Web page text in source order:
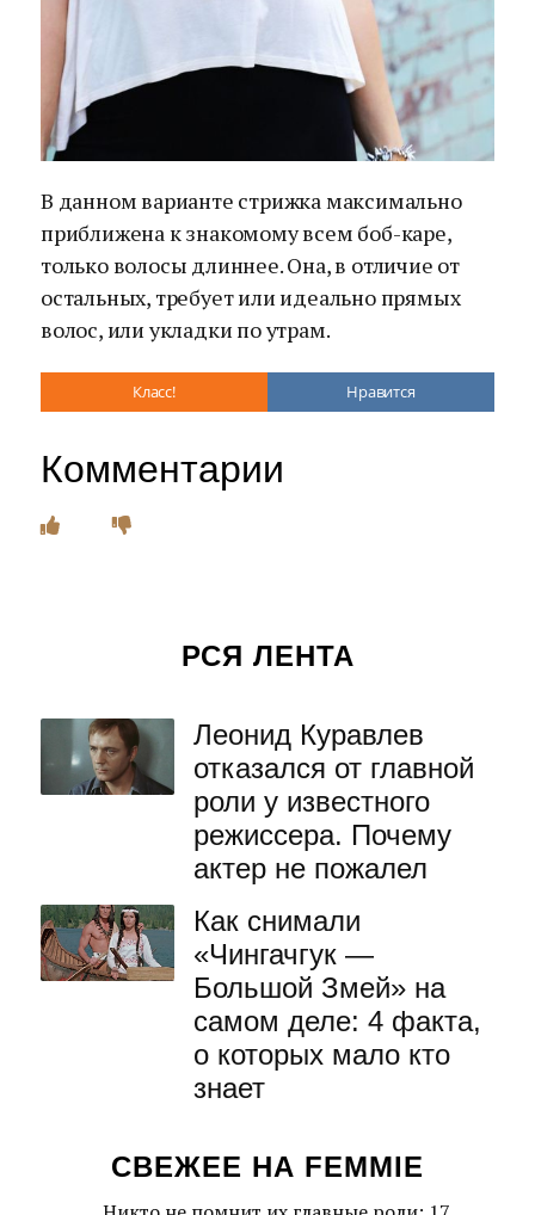
В данном варианте стрижка максимально
приближена к знакомому всем боб-каре,
только волосы длиннее. Она, в отличие от
остальных, требует или идеально прямых
волос, или укладки по утрам.
Класс! Нравится
Комментарии
РСЯ ЛЕНТА
Леонид Куравлев
отказался от главной
роли у известного
режиссера. Почему
актер не пожалел
Как снимали
«Чингачгук —
Большой Змей» на
самом деле: 4 факта,
о которых мало кто
знает
СВЕЖЕЕ НА FEMMIE